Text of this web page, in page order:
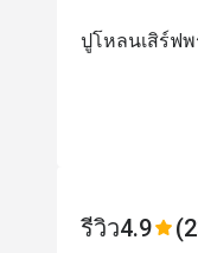
ปูโหลนเสิร์ฟ
รีวิว4.9